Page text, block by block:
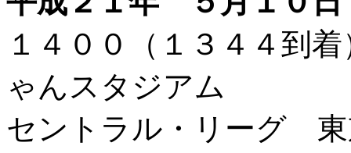
１４００（１３４４
ゃんスタジアム
セントラル・リーグ 東